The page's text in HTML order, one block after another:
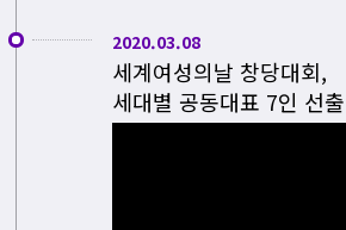
2020.03.08
세계여성의날 창당대회,
세대별 공동대표 7인 선출